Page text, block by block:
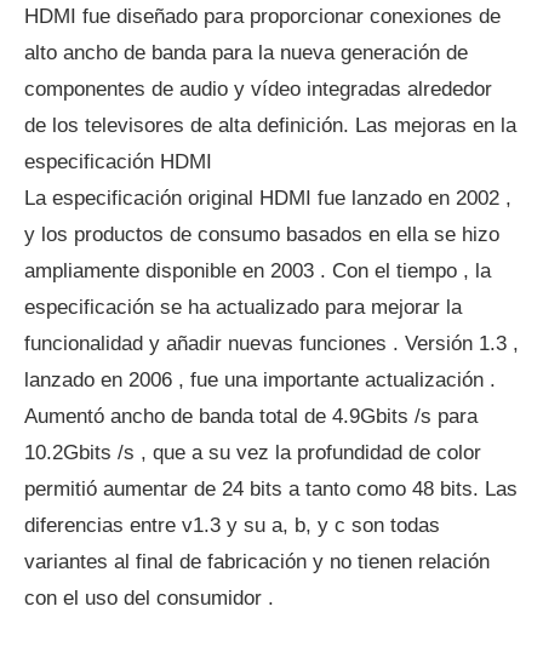
HDMI fue diseñado para proporcionar conexiones de
alto ancho de banda para la nueva generación de
componentes de audio y vídeo integradas alrededor
de los televisores de alta definición. Las mejoras en la
especificación HDMI
La especificación original HDMI fue lanzado en 2002 ,
y los productos de consumo basados ​​en ella se hizo
ampliamente disponible en 2003 . Con el tiempo , la
especificación se ha actualizado para mejorar la
funcionalidad y añadir nuevas funciones . Versión 1.3 ,
lanzado en 2006 , fue una importante actualización .
Aumentó ancho de banda total de 4.9Gbits /s para
10.2Gbits /s , que a su vez la profundidad de color
permitió aumentar de 24 bits a tanto como 48 bits. Las
diferencias entre v1.3 y su a, b, y c son todas
variantes al final de fabricación y no tienen relación
con el uso del consumidor .